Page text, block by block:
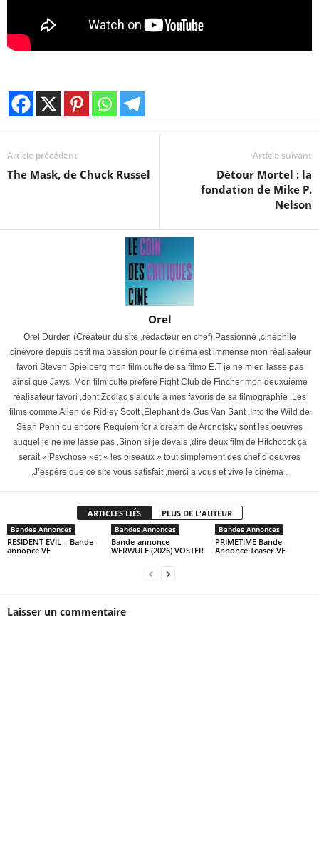
Article précédent
The Mask, de Chuck Russel
Article suivant
Détour Mortel : la
fondation de Mike P.
Nelson
Orel
Orel Durden (Créateur du site ,rédacteur en chef) Passionné ,cinéphile
,cinévore depuis petit ma passion pour le cinéma est immense mon réalisateur
favori Steven Spielberg mon film culte de sa filmo E.T je ne m’en lasse pas
ainsi que Jaws .Mon film culte préféré Fight Club de Fincher mon deuxuième
réalisateur favori ,dont Zodiac s’ajoute a mes favoris de sa filmographie .Les
films comme Alien de Ridley Scott ,Elephant de Gus Van Sant ,Into the Wild de
Sean Penn ou encore Requiem for a dream de Aronofsky sont les oeuvres
auquel je ne me lasse pas .Sinon si je devais ,dire deux film de Hitchcock ça
serait « Psychose »et « les oiseaux » tout simplement des chef d’oeuvres
.J’espère que ce site vous satisfait ,merci a vous et vive le cinéma .
ARTICLES LIÉS PLUS DE L'AUTEUR
Bandes Annonces
RESIDENT EVIL – Bande-
annonce VF
Bandes Annonces
Bande-annonce
WERWULF (2026) VOSTFR
Bandes Annonces
PRIMETIME Bande
Annonce Teaser VF
Laisser un commentaire